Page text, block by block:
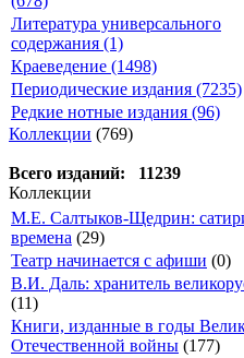
Литература универсального
содержания (1)
Краеведение (1498)
Периодические издания (7235)
Редкие нотные издания (96)
Коллекции (769)
Всего изданий: 11239
Коллекции
М.Е. Салтыков-Щедрин:
времена (29)
Театр начинается с афиши (0)
В.И. Даль: хранитель
(11)
Книги, изданные в годы
Отечественной войны (177)